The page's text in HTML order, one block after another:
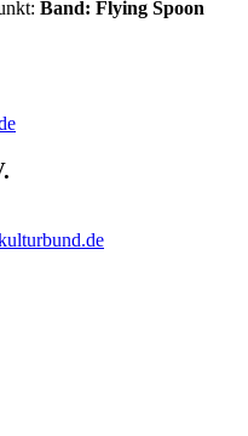
Band: Flying Spoon